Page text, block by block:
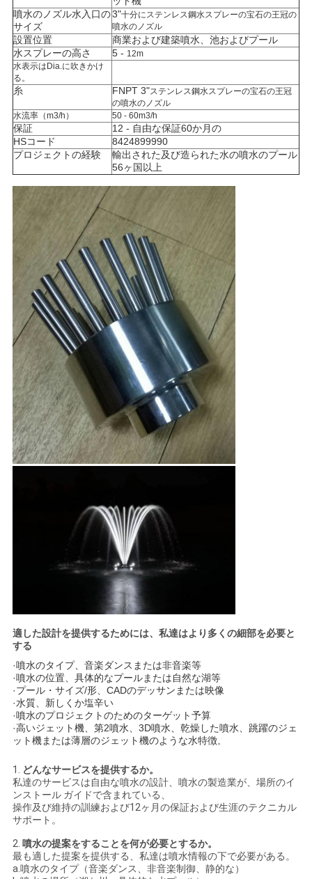
地
図
PRIVACY
POLICY
噴水のノズル水入口の
サイズ
3"十分にステンレス鋼水スプレーの宝石の王冠の
噴水のノズル
設置位置
商業および建築噴水、池およびプール
水スプレーの高さ
5 - 12m
水表示はDia.に吹きかけ
る。
糸 FNPT 3"ステンレス鋼水スプレーの宝石の王冠
の噴水のノズル
水流率（m3/h）
50 - 60m3/h
保証
12 - 自由な保証60か月の
HSコード
8424899990
プロジェクトの経験
輸出された及び造られた水の噴水のプール
56ヶ国以上
適した設計を提供するためには、私達はより多くの細部を必要と
する
·噴水のタイプ、音楽ダンスまたは非音楽等
·噴水の位置、具体的なプールまたは自然な湖等
·プール・サイズ/形、CADのデッサンまたは映像
·水質、新しくか塩辛い
·噴水のプロジェクトのためのターゲット予算
·高いジェット機、第2噴水、3D噴水、乾燥した噴水、跳躍のジェ
ット機または薄層のジェット機のような水特徴。
1.
どんなサービスを提供するか。
私達のサービスは自由な噴水の設計、噴水の製造業が、場所のイ
ンストール ガイドで含まれている、
操作及び維持の訓練および12ヶ月の保証および生涯のテクニカル
サポート。
2. 噴水の提案をすることを何が必要とするか。
最も適した提案を提供する、私達は噴水情報の下で必要がある。
a.噴水のタイプ（音楽ダンス、非音楽制御、静的な）